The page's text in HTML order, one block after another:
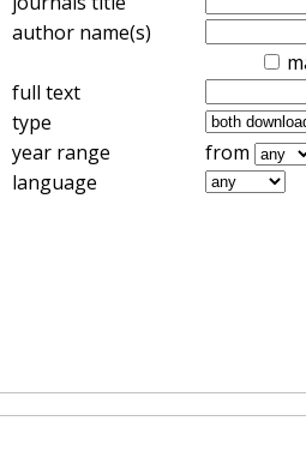
author name(s)
full text
type
year range
from
language